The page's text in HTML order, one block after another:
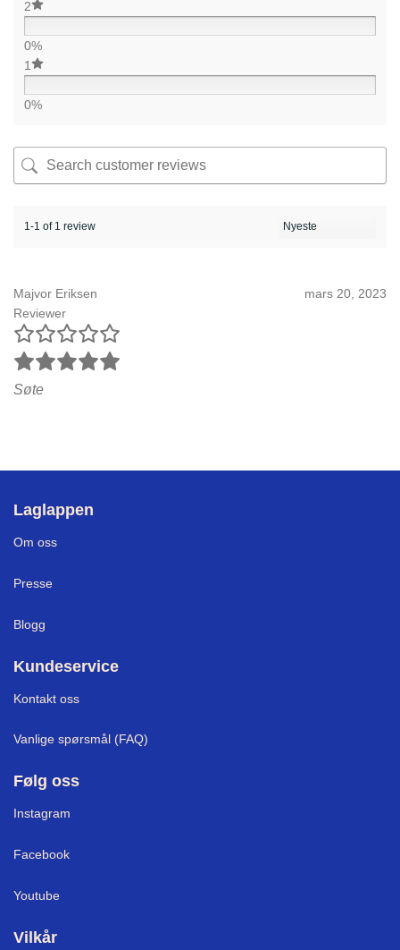
2
0%
1
0%
1-1 of 1 review
Majvor Eriksen
Reviewer
mars 20, 2023
Søte
Laglappen
Om oss
Presse
Blogg
Kundeservice
Kontakt oss
Vanlige spørsmål (FAQ)
Følg oss
Instagram
Facebook
Youtube
Vilkår